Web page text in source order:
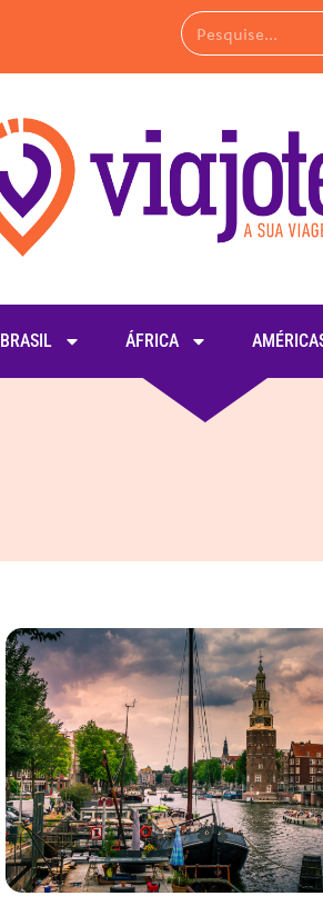
BRASIL ÁFRICA